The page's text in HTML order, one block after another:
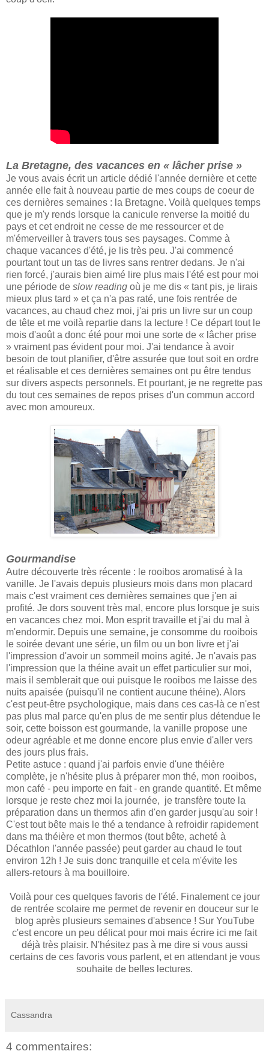
La Bretagne, des vacances en « lâcher prise »
Je vous avais écrit un article dédié l'année dernière et cette
année elle fait à nouveau partie de mes coups de coeur de
ces dernières semaines : la Bretagne. Voilà quelques temps
que je m'y rends lorsque la canicule renverse la moitié du
pays et cet endroit ne cesse de me ressourcer et de
m'émerveiller à travers tous ses paysages. Comme à
chaque vacances d'été, je lis très peu. J'ai commencé
pourtant tout un tas de livres sans rentrer dedans. Je n'ai
rien forcé, j'aurais bien aimé lire plus mais l'été est pour moi
une période de slow reading où je me dis « tant pis, je lirais
mieux plus tard » et ça n'a pas raté, une fois rentrée de
vacances, au chaud chez moi, j'ai pris un livre sur un coup
de tête et me voilà repartie dans la lecture ! Ce départ tout le
mois d'août a donc été pour moi une sorte de « lâcher prise
» vraiment pas évident pour moi. J'ai tendance à avoir
besoin de tout planifier, d'être assurée que tout soit en ordre
et réalisable et ces dernières semaines ont pu être tendus
sur divers aspects personnels. Et pourtant, je ne regrette pas
du tout ces semaines de repos prises d'un commun accord
avec mon amoureux.
Gourmandise
Autre découverte très récente : le rooibos aromatisé à la
vanille. Je l'avais depuis plusieurs mois dans mon placard
mais c'est vraiment ces dernières semaines que j'en ai
profité. Je dors souvent très mal, encore plus lorsque je suis
en vacances chez moi. Mon esprit travaille et j'ai du mal à
m'endormir. Depuis une semaine, je consomme du rooibois
le soirée devant une série, un film ou un bon livre et j'ai
l'impression d'avoir un sommeil moins agité. Je n'avais pas
l'impression que la théine avait un effet particulier sur moi,
mais il semblerait que oui puisque le rooibos me laisse des
nuits apaisée (puisqu'il ne contient aucune théine). Alors
c'est peut-être psychologique, mais dans ces cas-là ce n'est
pas plus mal parce qu'en plus de me sentir plus détendue le
soir, cette boisson est gourmande, la vanille propose une
odeur agréable et me donne encore plus envie d'aller vers
des jours plus frais.
Petite astuce : quand j'ai parfois envie d'une théière
complète, je n'hésite plus à préparer mon thé, mon rooibos,
mon café - peu importe en fait - en grande quantité. Et même
lorsque je reste chez moi la journée, je transfère toute la
préparation dans un thermos afin d'en garder jusqu'au soir !
C'est tout bête mais le thé a tendance à refroidir rapidement
dans ma théière et mon thermos (tout bête, acheté à
Décathlon l'année passée) peut garder au chaud le tout
environ 12h ! Je suis donc tranquille et cela m'évite les
allers-retours à ma bouilloire.
Voilà pour ces quelques favoris de l'été. Finalement ce jour
de rentrée scolaire me permet de revenir en douceur sur le
blog après plusieurs semaines d'absence ! Sur YouTube
c'est encore un peu délicat pour moi mais écrire ici me fait
déjà très plaisir. N'hésitez pas à me dire si vous aussi
certains de ces favoris vous parlent, et en attendant je vous
souhaite de belles lectures.
Cassandra
4 commentaires: